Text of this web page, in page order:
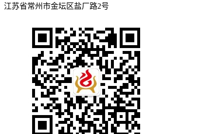
江苏省常州市金坛区盐厂路2号